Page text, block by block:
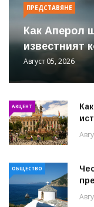
ПРЕДСТАВЯНЕ
Как Аперол
известният
Август 05, 2026
АКЦЕНТ
ОБЩЕСТВО